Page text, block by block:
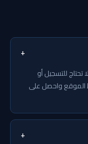
+
تحتاج للتسجيل أو
الموقع واحصل على
+